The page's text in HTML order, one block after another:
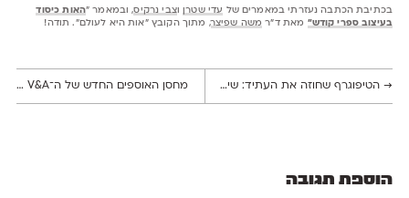
בכתיבת הכתבה נעזרתי במאמרים של עדי שטרןוצבי נרקיס, ובמאמר ״האות כיסוד
בעיצוב ספרי קודש״ מאת ד״ר משה שפיצר, מתוך הקובץ ״אות היא לעולם”. תודה!
→הטיפוגרף שחוזה את העתיד: שיחה עם עודד עזר על האות העברית בעידן מהפכת ה־AI מחסן האוספים החדש של ה־V&A נפתח בלונדון ומאפשר גישה חופשית לפריטים, חומרים והשראות גרפיות
הוספת תגובה